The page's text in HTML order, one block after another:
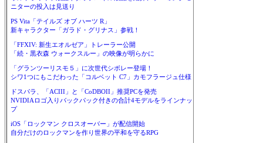
ニターの投入は見送り
PS Vita「テイルズ オブ ハーツ R」
新キャラクター「ガラド・グリナス」参戦！
「FFXIV: 新生エオルゼア」トレーラー公開
「続・黒衣森 ウォークスルー」の映像が明らかに
「グランツーリスモ５」に次世代シボレー登場！
シワ1つにもこだわった「コルベット C7」カモフラージュ仕様
ドスパラ、「ACIII」と「CoDBOII」推奨PCを発売
NVIDIAロゴ入りバックパック付きの合計4モデルをラインナッ
プ
iOS「ロックマン クロスオーバー」が配信開始
自分だけのロックマンを作り世界の平和を守るRPG